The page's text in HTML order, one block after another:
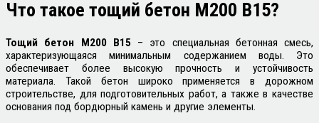
Что такое тощий бетон М200 В15?
Тощий бетон М200 B15 – это специальная бетонная смесь,
характеризующаяся минимальным содержанием воды. Это
обеспечивает более высокую прочность и устойчивость
материала. Такой бетон широко применяется в дорожном
строительстве, для подготовительных работ, а также в качестве
основания под бордюрный камень и другие элементы.